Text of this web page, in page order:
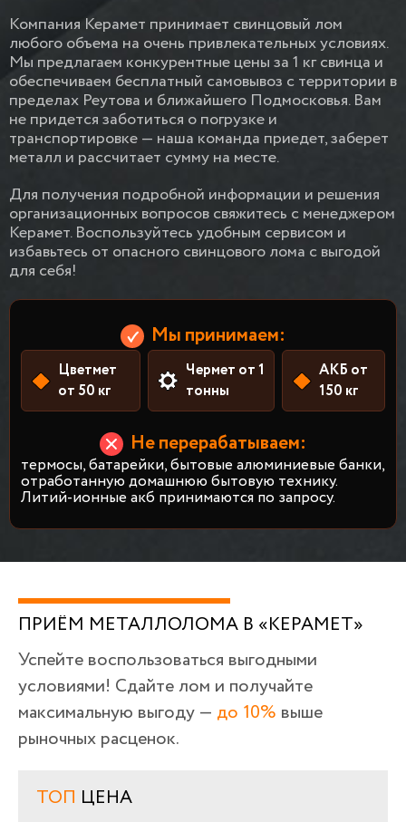
Компания Керамет принимает свинцовый лом
любого объема на очень привлекательных условиях.
Мы предлагаем конкурентные цены за 1 кг свинца и
обеспечиваем бесплатный самовывоз с территории в
пределах Реутова и ближайшего Подмосковья. Вам
не придется заботиться о погрузке и
транспортировке — наша команда приедет, заберет
металл и рассчитает сумму на месте.
Для получения подробной информации и решения
организационных вопросов свяжитесь с менеджером
Керамет. Воспользуйтесь удобным сервисом и
избавьтесь от опасного свинцового лома с выгодой
для себя!
Мы принимаем:
Цветмет
от 50 кг
Чермет от 1
тонны
АКБ от
150 кг
Не перерабатываем:
термосы, батарейки, бытовые алюминиевые банки,
отработанную домашнюю бытовую технику.
Литий-ионные акб принимаются по запросу.
ПРИЁМ МЕТАЛЛОЛОМА В «КЕРАМЕТ»
Успейте воспользоваться выгодными
условиями! Сдайте лом и получайте
максимальную выгоду — до 10% выше
рыночных расценок.
ТОП ЦЕНА